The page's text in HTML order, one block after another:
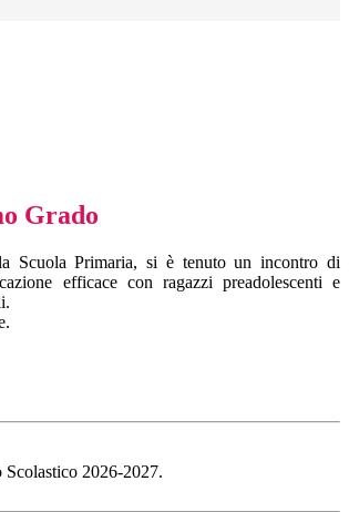
Grado
Scuola Primaria, si è tenuto un incontro di
efficace con ragazzi preadolescenti e
2026-2027.